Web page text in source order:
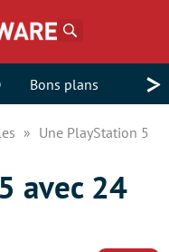
Bons plans >
Une PlayStation 5
avec 24